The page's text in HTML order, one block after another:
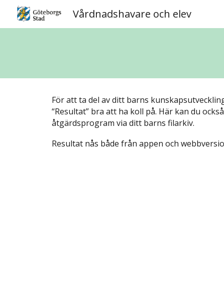
Vårdnadshavare och elev
För att ta del av ditt barns
“Resultat” bra att ha koll på. Här kan du
åtgärdsprogram via ditt barns filarkiv.
Resultat nås både från appen och